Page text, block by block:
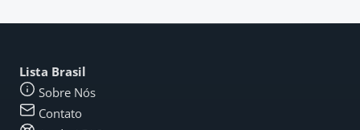
Lista Brasil
Sobre Nós
Contato